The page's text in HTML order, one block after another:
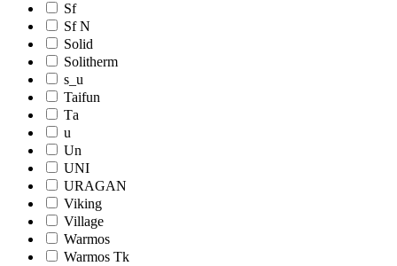
Sf
Sf N
Solid
Solitherm
s_u
Taifun
Tа
u
Un
UNI
URAGAN
Viking
Village
Warmos
Warmos Tk